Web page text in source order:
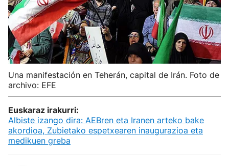
Una manifestación en Teherán, capital de Irán. Foto de
archivo: EFE
Euskaraz irakurri:
Albiste izango dira: AEBren eta Iranen arteko bake
akordioa, Zubietako espetxearen inaugurazioa eta
medikuen greba